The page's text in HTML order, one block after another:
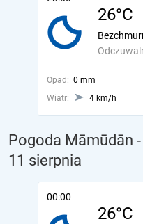
26°C
Opad: 0 mm
Wiatr:
4 km/h
Pogoda Māmūdān
11 sierpnia
00:00
26°C